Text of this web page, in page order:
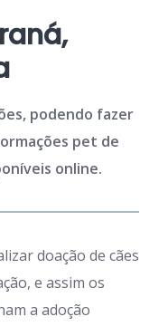
podendo fazer
pet de
online.
doação de cães
e assim os
a adoção